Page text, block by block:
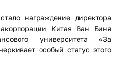
награждение директора
Китая Ван Биня
университета «За
особый статус этого